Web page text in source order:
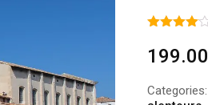
199.00
Categories: